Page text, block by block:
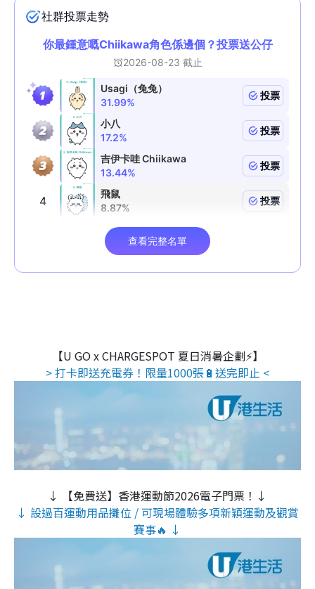
【U GO x CHARGESPOT 夏日消暑企劃⚡】
> 打卡即送充電券！限量1000張🔋送完即止 <
↓ 【免費送】香港運動節2026電子門票！↓
↓ 設過百運動用品攤位 / 可現場體驗多項新穎運動及觀賞
賽事🔥 ↓